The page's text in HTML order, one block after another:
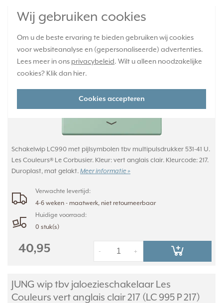
Wij gebruiken cookies
Om u de beste ervaring te bieden gebruiken wij cookies
voor websiteanalyse en (gepersonaliseerde) advertenties.
Lees meer in ons privacybeleid. Wilt u alleen noodzakelijke
cookies? Klik dan hier.
Cookies accepteren
JUNG schakelwip met pijlsymbolen Les
Schakelwip LC990 met pijlsymbolen tbv multipulsdrukker 531-41 U.
Les Couleurs® Le Corbusier. Kleur: vert anglais clair. Kleurcode: 217.
Duroplast, mat gelakt. Meer informatie »
Verwachte levertijd:
4-6 weken - maatwerk, niet retourneerbaar
Huidige voorraad:
0 stuk(s)
40,95 +
-
JUNG wip tbv jaloezieschakelaar Les
Couleurs vert anglais clair 217 (LC 995 P 217)